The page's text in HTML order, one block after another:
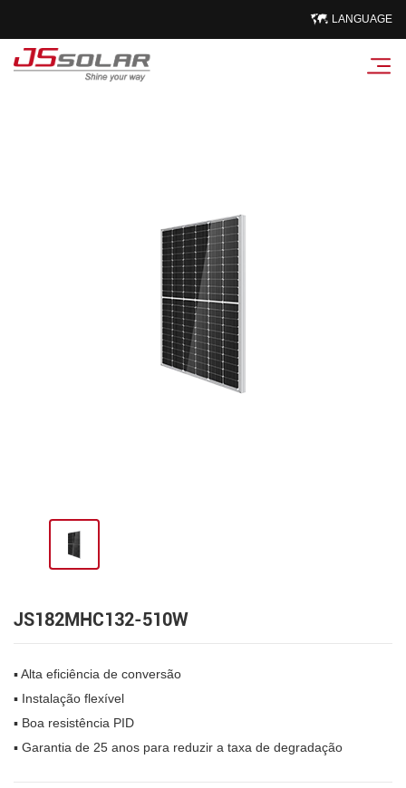
LANGUAGE
JS182MHC132-510W
▪ Alta eficiência de conversão
▪ Instalação flexível
▪ Boa resistência PID
▪ Garantia de 25 anos para reduzir a taxa de degradação